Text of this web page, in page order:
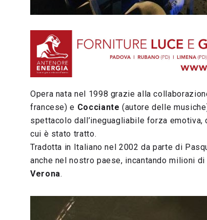
Opera nata nel 1998 grazie alla
francese) e Cocciante (autore delle
spettacolo dall’ineguagliabile forza
cui è stato tratto.
Tradotta in Italiano nel 2002 da parte di
anche nel nostro paese, incantando milioni
Verona.